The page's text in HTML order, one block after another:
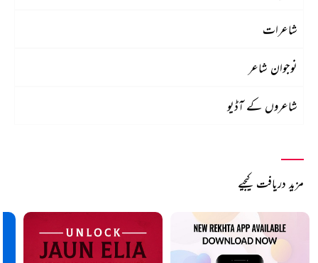
شاعرات
نوجوان شاعر
شاعروں کے آڈیو
مزید دریافت کیجیے